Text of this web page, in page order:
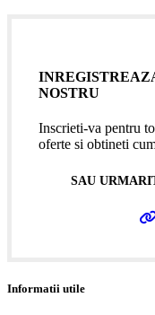
NOSTRU
Inscrieti-va pentru
oferte si obtineti
SAU
Informatii utile